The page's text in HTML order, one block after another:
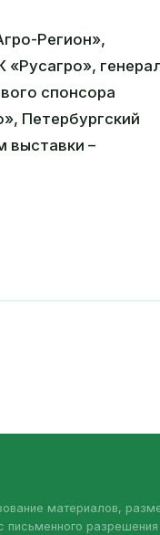
Регион»,
«Русагро»,
спонсора
Петербургский
выставки –
материалов,
письменного